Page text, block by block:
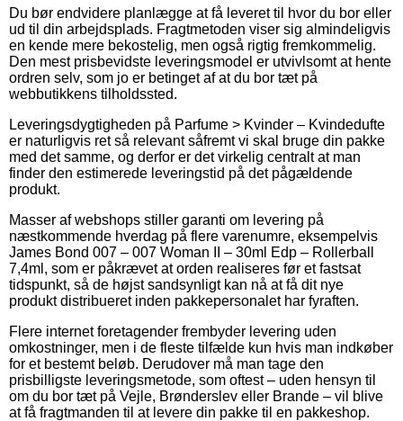
Du bør endvidere planlægge at få leveret til hvor du bor eller
ud til din arbejdsplads. Fragtmetoden viser sig almindeligvis
en kende mere bekostelig, men også rigtig fremkommelig.
Den mest prisbevidste leveringsmodel er utvivlsomt at hente
ordren selv, som jo er betinget af at du bor tæt på
webbutikkens tilholdssted.
Leveringsdygtigheden på Parfume > Kvinder – Kvindedufte
er naturligvis ret så relevant såfremt vi skal bruge din pakke
med det samme, og derfor er det virkelig centralt at man
finder den estimerede leveringstid på det pågældende
produkt.
Masser af webshops stiller garanti om levering på
næstkommende hverdag på flere varenumre, eksempelvis
James Bond 007 – 007 Woman II – 30ml Edp – Rollerball
7,4ml, som er påkrævet at orden realiseres før et fastsat
tidspunkt, så de højst sandsynligt kan nå at få dit nye
produkt distribueret inden pakkepersonalet har fyraften.
Flere internet foretagender frembyder levering uden
omkostninger, men i de fleste tilfælde kun hvis man indkøber
for et bestemt beløb. Derudover må man tage den
prisbilligste leveringsmetode, som oftest – uden hensyn til
om du bor tæt på Vejle, Brønderslev eller Brande – vil blive
at få fragtmanden til at levere din pakke til en pakkeshop.